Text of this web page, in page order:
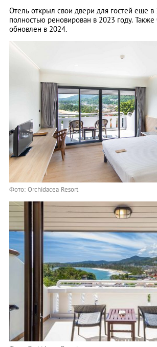
Отель открыл свои двери для гостей еще
полностью реновирован в 2023 году. Также
обновлен в 2024.
Фото: Orchidacea Resort